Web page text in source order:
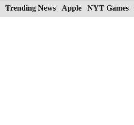
Skip
to
Trending News Apple NYT Games